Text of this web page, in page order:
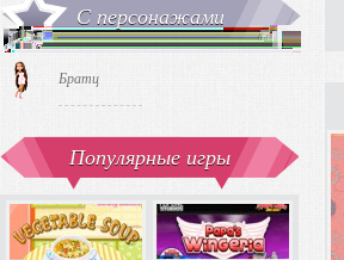
С персонажами
Братц
Популярные игры